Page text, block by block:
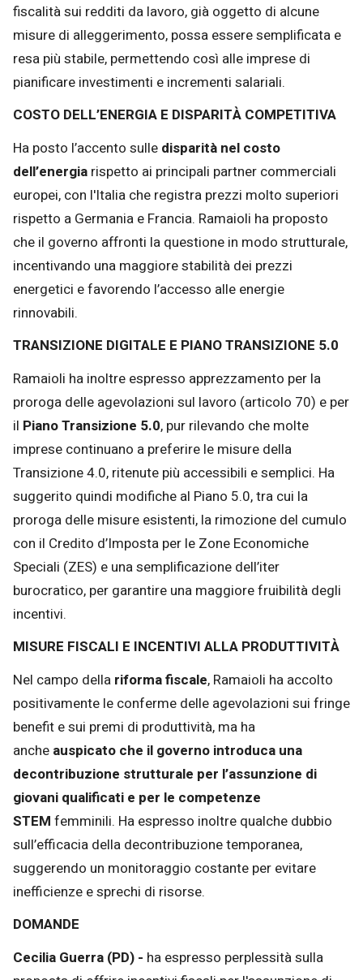
fiscalità sui redditi da lavoro, già oggetto di alcune
misure di alleggerimento, possa essere semplificata e
resa più stabile, permettendo così alle imprese di
pianificare investimenti e incrementi salariali.
COSTO DELL’ENERGIA E DISPARITÀ COMPETITIVA
Ha posto l’accento sulle disparità nel costo
dell’energia rispetto ai principali partner commerciali
europei, con l'Italia che registra prezzi molto superiori
rispetto a Germania e Francia. Ramaioli ha proposto
che il governo affronti la questione in modo strutturale,
incentivando una maggiore stabilità dei prezzi
energetici e favorendo l’accesso alle energie
rinnovabili.
TRANSIZIONE DIGITALE E PIANO TRANSIZIONE 5.0
Ramaioli ha inoltre espresso apprezzamento per la
proroga delle agevolazioni sul lavoro (articolo 70) e per
il Piano Transizione 5.0, pur rilevando che molte
imprese continuano a preferire le misure della
Transizione 4.0, ritenute più accessibili e semplici. Ha
suggerito quindi modifiche al Piano 5.0, tra cui la
proroga delle misure esistenti, la rimozione del cumulo
con il Credito d’Imposta per le Zone Economiche
Speciali (ZES) e una semplificazione dell’iter
burocratico, per garantire una maggiore fruibilità degli
incentivi.
MISURE FISCALI E INCENTIVI ALLA PRODUTTIVITÀ
Nel campo della riforma fiscale, Ramaioli ha accolto
positivamente le conferme delle agevolazioni sui fringe
benefit e sui premi di produttività, ma ha
anche auspicato che il governo introduca una
decontribuzione strutturale per l’assunzione di
giovani qualificati e per le competenze
STEM femminili. Ha espresso inoltre qualche dubbio
sull’efficacia della decontribuzione temporanea,
suggerendo un monitoraggio costante per evitare
inefficienze e sprechi di risorse.
DOMANDE
Cecilia Guerra (PD) - ha espresso perplessità sulla